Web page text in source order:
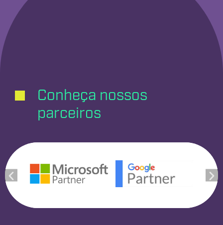
Conheça nossos
parceiros